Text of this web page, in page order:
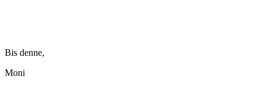
Bis denne,
Moni